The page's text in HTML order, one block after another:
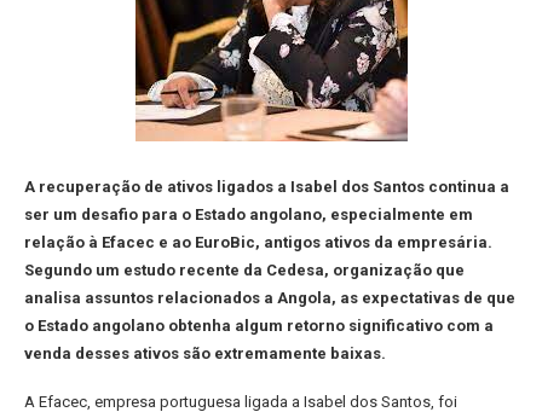
A recuperação de ativos ligados a Isabel dos Santos continua a
ser um desafio para o Estado angolano, especialmente em
relação à Efacec e ao EuroBic, antigos ativos da empresária.
Segundo um estudo recente da Cedesa, organização que
analisa assuntos relacionados a Angola, as expectativas de que
o Estado angolano obtenha algum retorno significativo com a
venda desses ativos são extremamente baixas.
A Efacec, empresa portuguesa ligada a Isabel dos Santos, foi